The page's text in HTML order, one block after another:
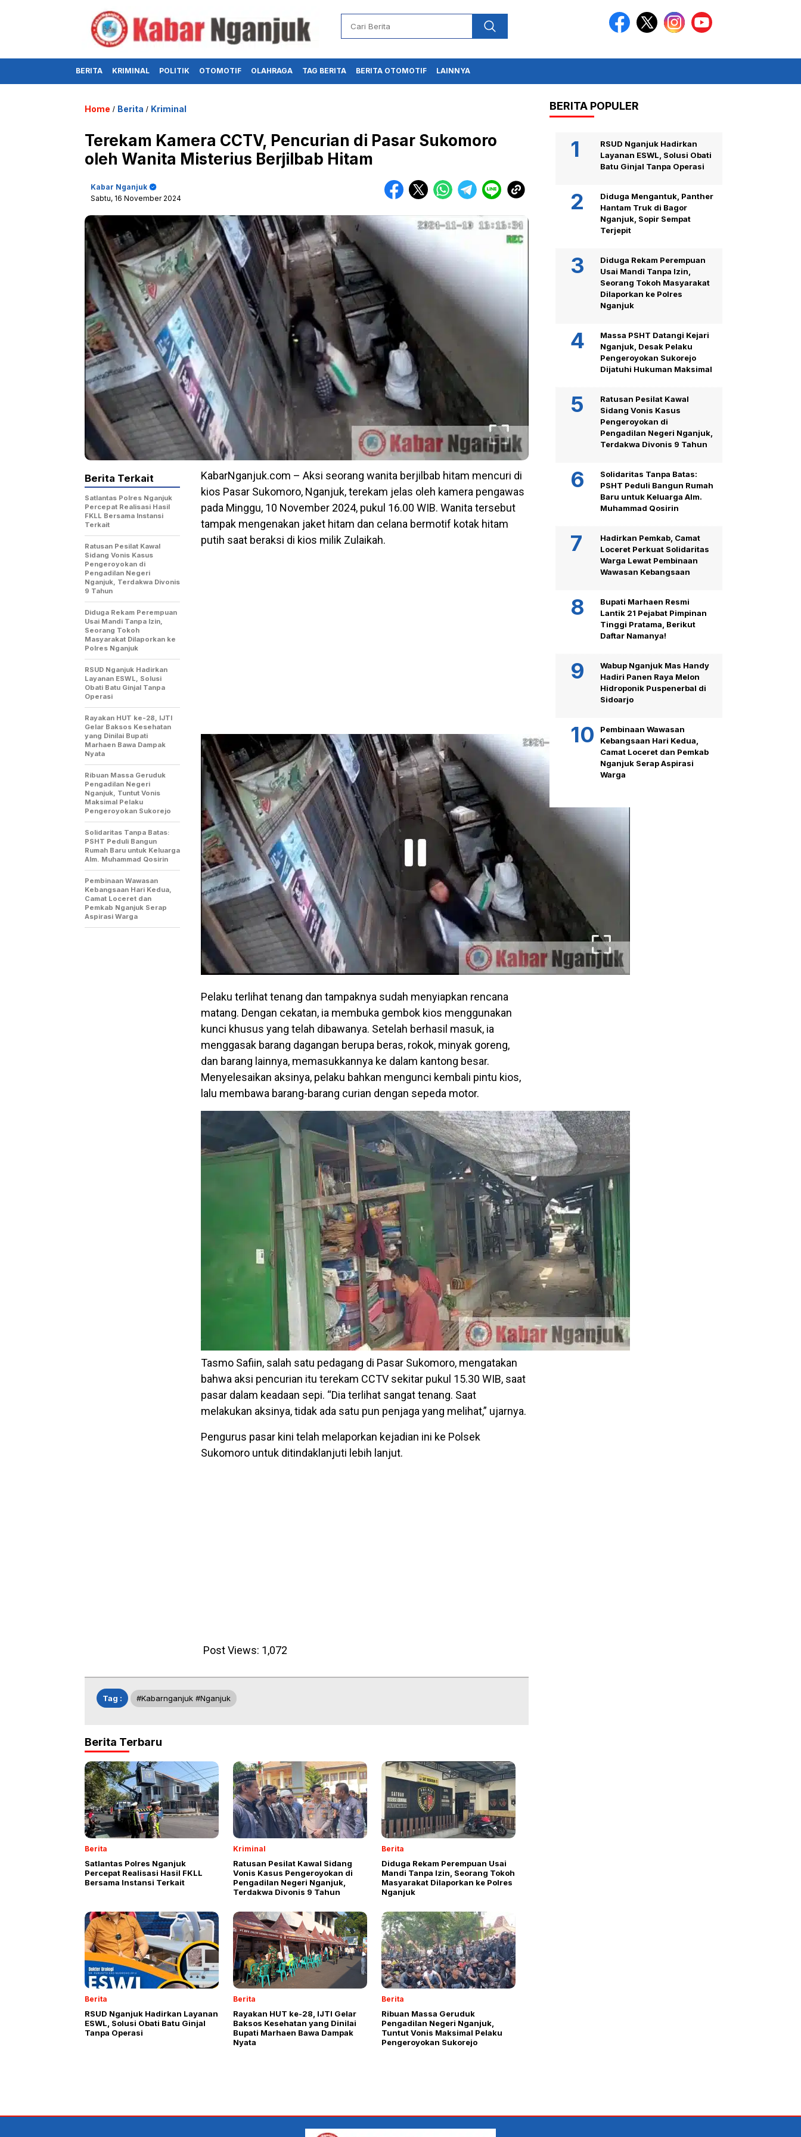
BERITA KRIMINAL POLITIK OTOMOTIF OLAHRAGA TAG BERITA BERITA OTOMOTIF LAINNYA
Home / Berita / Kriminal
Terekam Kamera CCTV, Pencurian di Pasar Sukomoro
oleh Wanita Misterius Berjilbab Hitam
Kabar Nganjuk
Sabtu, 16 November 2024
KabarNganjuk.com – Aksi seorang wanita berjilbab hitam mencuri di
kios Pasar Sukomoro, Nganjuk, terekam jelas oleh kamera pengawas
pada Minggu, 10 November 2024, pukul 16.00 WIB. Wanita tersebut
tampak mengenakan jaket hitam dan celana bermotif kotak hitam
putih saat beraksi di kios milik Zulaikah.
Pelaku terlihat tenang dan tampaknya sudah menyiapkan rencana
matang. Dengan cekatan, ia membuka gembok kios menggunakan
kunci khusus yang telah dibawanya. Setelah berhasil masuk, ia
menggasak barang dagangan berupa beras, rokok, minyak goreng,
dan barang lainnya, memasukkannya ke dalam kantong besar.
Menyelesaikan aksinya, pelaku bahkan mengunci kembali pintu kios,
lalu membawa barang-barang curian dengan sepeda motor.
Tasmo Safiin, salah satu pedagang di Pasar Sukomoro, mengatakan
bahwa aksi pencurian itu terekam CCTV sekitar pukul 15.30 WIB, saat
pasar dalam keadaan sepi. “Dia terlihat sangat tenang. Saat
melakukan aksinya, tidak ada satu pun penjaga yang melihat,” ujarnya.
Pengurus pasar kini telah melaporkan kejadian ini ke Polsek
Sukomoro untuk ditindaklanjuti lebih lanjut.
Post Views: 1,072
Berita Terkait
Satlantas Polres Nganjuk
Percepat Realisasi Hasil
FKLL Bersama Instansi
Terkait
Ratusan Pesilat Kawal
Sidang Vonis Kasus
Pengeroyokan di
Pengadilan Negeri
Nganjuk, Terdakwa Divonis
9 Tahun
Diduga Rekam Perempuan
Usai Mandi Tanpa Izin,
Seorang Tokoh
Masyarakat Dilaporkan ke
Polres Nganjuk
RSUD Nganjuk Hadirkan
Layanan ESWL, Solusi
Obati Batu Ginjal Tanpa
Operasi
Rayakan HUT ke-28, IJTI
Gelar Baksos Kesehatan
yang Dinilai Bupati
Marhaen Bawa Dampak
Nyata
Ribuan Massa Geruduk
Pengadilan Negeri
Nganjuk, Tuntut Vonis
Maksimal Pelaku
Pengeroyokan Sukorejo
Solidaritas Tanpa Batas:
PSHT Peduli Bangun
Rumah Baru untuk Keluarga
Alm. Muhammad Qosirin
Pembinaan Wawasan
Kebangsaan Hari Kedua,
Camat Loceret dan
Pemkab Nganjuk Serap
Aspirasi Warga
Tag : #kabarnganjuk #nganjuk
Berita Terbaru
Berita
Satlantas Polres Nganjuk
Percepat Realisasi Hasil FKLL
Bersama Instansi Terkait
Kriminal
Ratusan Pesilat Kawal Sidang
Vonis Kasus Pengeroyokan di
Pengadilan Negeri Nganjuk,
Terdakwa Divonis 9 Tahun
Berita
Diduga Rekam Perempuan Usai
Mandi Tanpa Izin, Seorang Tokoh
Masyarakat Dilaporkan ke Polres
Nganjuk
Berita
RSUD Nganjuk Hadirkan Layanan
ESWL, Solusi Obati Batu Ginjal
Tanpa Operasi
Berita
Rayakan HUT ke-28, IJTI Gelar
Baksos Kesehatan yang Dinilai
Bupati Marhaen Bawa Dampak
Nyata
Berita
Ribuan Massa Geruduk
Pengadilan Negeri Nganjuk,
Tuntut Vonis Maksimal Pelaku
Pengeroyokan Sukorejo
BERITA POPULER
RSUD Nganjuk Hadirkan
Layanan ESWL, Solusi Obati
Batu Ginjal Tanpa Operasi
Diduga Mengantuk, Panther
Hantam Truk di Bagor
Nganjuk, Sopir Sempat
Terjepit
Diduga Rekam Perempuan
Usai Mandi Tanpa Izin,
Seorang Tokoh Masyarakat
Dilaporkan ke Polres
Nganjuk
Massa PSHT Datangi Kejari
Nganjuk, Desak Pelaku
Pengeroyokan Sukorejo
Dijatuhi Hukuman Maksimal
Ratusan Pesilat Kawal
Sidang Vonis Kasus
Pengeroyokan di
Pengadilan Negeri Nganjuk,
Terdakwa Divonis 9 Tahun
Solidaritas Tanpa Batas:
PSHT Peduli Bangun Rumah
Baru untuk Keluarga Alm.
Muhammad Qosirin
Hadirkan Pemkab, Camat
Loceret Perkuat Solidaritas
Warga Lewat Pembinaan
Wawasan Kebangsaan
Bupati Marhaen Resmi
Lantik 21 Pejabat Pimpinan
Tinggi Pratama, Berikut
Daftar Namanya!
Wabup Nganjuk Mas Handy
Hadiri Panen Raya Melon
Hidroponik Puspenerbal di
Sidoarjo
Pembinaan Wawasan
Kebangsaan Hari Kedua,
Camat Loceret dan Pemkab
Nganjuk Serap Aspirasi
Warga